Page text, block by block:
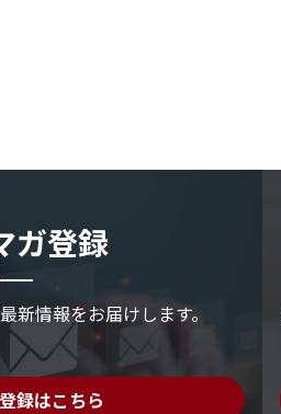
ガ登録
新情報をお届けします。
録はこちら